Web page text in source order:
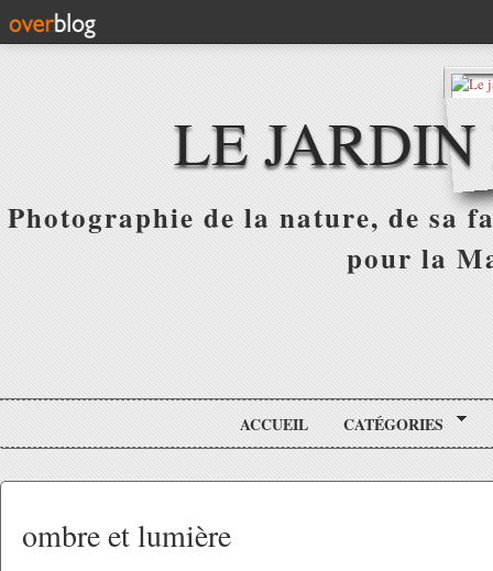
LE
Photographie de la nature, de sa
pour la
ACCUEIL CATÉGORIES
ombre et lumière